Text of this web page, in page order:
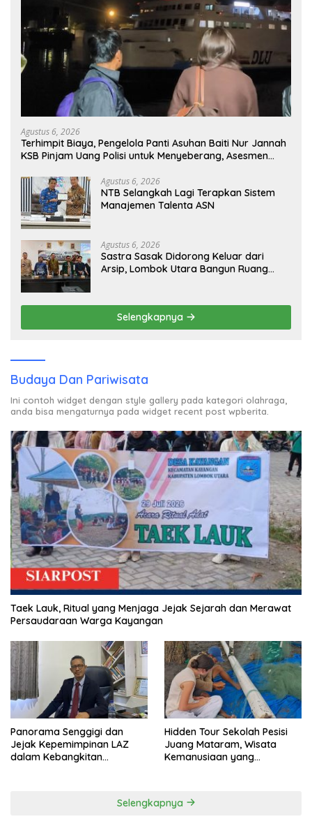
Agustus 6, 2026
Terhimpit Biaya, Pengelola Panti Asuhan Baiti Nur Jannah
KSB Pinjam Uang Polisi untuk Menyeberang, Asesmen
Agustus 6, 2026
NTB Selangkah Lagi Terapkan Sistem
Manajemen Talenta ASN
Agustus 6, 2026
Sastra Sasak Didorong Keluar dari
Arsip, Lombok Utara Bangun Ruang
Selengkapnya
Budaya Dan Pariwisata
Ini contoh widget dengan style gallery pada kategori olahraga,
anda bisa mengaturnya pada widget recent post wpberita.
Taek Lauk, Ritual yang Menjaga Jejak Sejarah dan Merawat
Persaudaraan Warga Kayangan
Panorama Senggigi dan
Jejak Kepemimpinan LAZ
dalam Kebangkitan
Hidden Tour Sekolah Pesisi
Juang Mataram, Wisata
Kemanusiaan yang
Selengkapnya